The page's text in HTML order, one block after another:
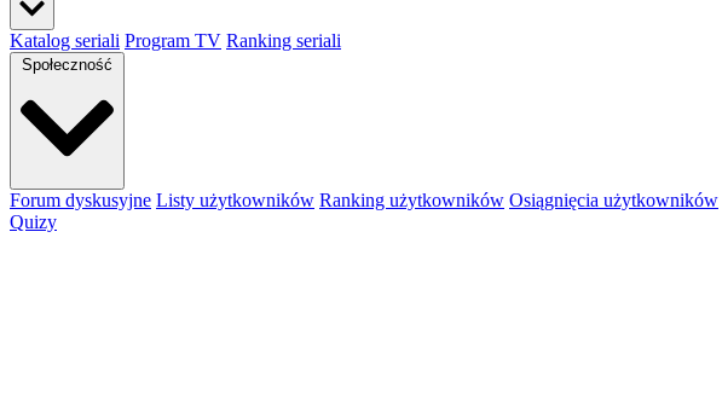
Katalog seriali Program TV Ranking seriali
Społeczność
Forum dyskusyjne Listy użytkowników Ranking użytkowników Osiągnięcia użytkowników
Quizy